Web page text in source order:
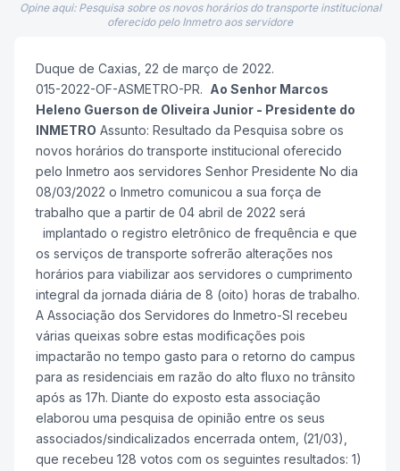
Opine aqui: Pesquisa sobre os novos horários do transporte institucional
oferecido pelo Inmetro aos servidore
Duque de Caxias, 22 de março de 2022.
015-2022-OF-ASMETRO-PR. Ao Senhor Marcos
Heleno Guerson de Oliveira Junior - Presidente do
INMETRO Assunto: Resultado da Pesquisa sobre os
novos horários do transporte institucional oferecido
pelo Inmetro aos servidores Senhor Presidente No dia
08/03/2022 o Inmetro comunicou a sua força de
trabalho que a partir de 04 abril de 2022 será
implantado o registro eletrônico de frequência e que
os serviços de transporte sofrerão alterações nos
horários para viabilizar aos servidores o cumprimento
integral da jornada diária de 8 (oito) horas de trabalho.
A Associação dos Servidores do Inmetro-SI recebeu
várias queixas sobre estas modificações pois
impactarão no tempo gasto para o retorno do campus
para as residenciais em razão do alto fluxo no trânsito
após as 17h. Diante do exposto esta associação
elaborou uma pesquisa de opinião entre os seus
associados/sindicalizados encerrada ontem, (21/03),
que recebeu 128 votos com os seguintes resultados: 1)